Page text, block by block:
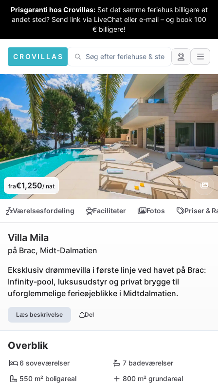
Prisgaranti hos Crovillas: Set det samme feriehus billigere et
andet sted? Send link via LiveChat eller e-mail – og book 100
€ billigere!
CROVILLAS
fra€1,250/ nat
Værelsesfordeling Faciliteter Fotos Priser &
Villa Mila
på Brac, Midt-Dalmatien
Eksklusiv drømmevilla i første linje ved havet på Brac:
Infinity-pool, luksusudstyr og privat brygge til
uforglemmelige ferieøjeblikke i Midtdalmatien.
Læs beskrivelse Del
Overblik
6 soveværelser
7 badeværelser
550 m² boligareal
800 m² grundareal